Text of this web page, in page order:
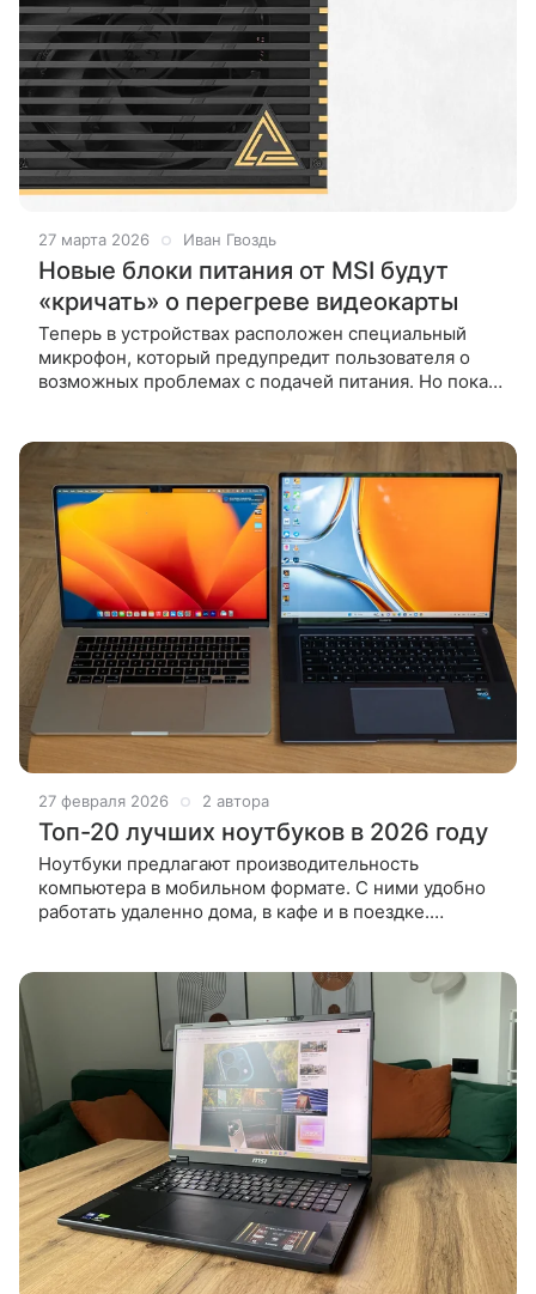
27 марта 2026 Иван Гвоздь
Новые блоки питания от MSI будут
«кричать» о перегреве видеокарты
Теперь в устройствах расположен специальный
микрофон, который предупредит пользователя о
возможных проблемах с подачей питания. Но пока
27 февраля 2026 2 автора
Топ-20 лучших ноутбуков в 2026 году
Ноутбуки предлагают производительность
компьютера в мобильном формате. С ними удобно
работать удаленно дома, в кафе и в поездке.